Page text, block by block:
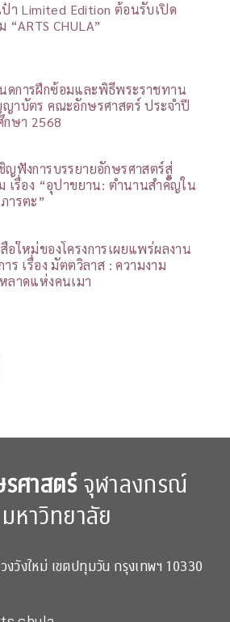
ป๋า Limited Edition ต้อนรับเปิด
“ARTS CHULA”
ดการฝึกซ้อมและพิธีพระราชทาน
าบัตร คณะอักษรศาสตร์ ประจำปี
กษา 2568
ญฟังการบรรยายอักษรศาสตร์สู่
เรื่อง “อุปาขยาน: ตำนานสำคัญใน
ารตะ”
อใหม่ของโครงการเผยแพร่ผลงาน
าร เรื่อง มัตตวิลาส : ความงาม
ลาดแห่งคนเมา
ศาสตร์จุฬาลงกรณ์
มหาวิทยาลัย
วังใหม่ เขตปทุมวัน กรุงเทพฯ 10330